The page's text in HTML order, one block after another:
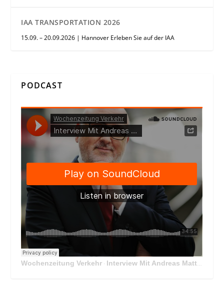
IAA TRANSPORTATION 2026
15.09. – 20.09.2026 | Hannover Erleben Sie auf der IAA
PODCAST
Wochenzeitung Verkehr · Interview Mit Andreas Matthä, CEO der ÖBB Holding